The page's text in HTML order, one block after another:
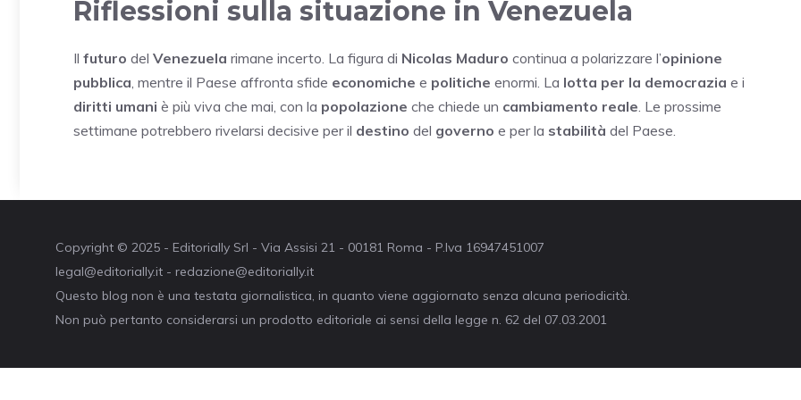
Riflessioni sulla situazione in Venezuela
Il futuro del Venezuela rimane incerto. La figura di Nicolas Maduro continua a polarizzare l’opinione
pubblica, mentre il Paese affronta sfide economiche e politiche enormi. La lotta per la democrazia e i
diritti umani è più viva che mai, con la popolazione che chiede un cambiamento reale. Le prossime
settimane potrebbero rivelarsi decisive per il destino del governo e per la stabilità del Paese.
Copyright © 2025 - Editorially Srl - Via Assisi 21 - 00181 Roma - P.Iva 16947451007
legal@editorially.it - redazione@editorially.it
Questo blog non è una testata giornalistica, in quanto viene aggiornato senza alcuna periodicità.
Non può pertanto considerarsi un prodotto editoriale ai sensi della legge n. 62 del 07.03.2001